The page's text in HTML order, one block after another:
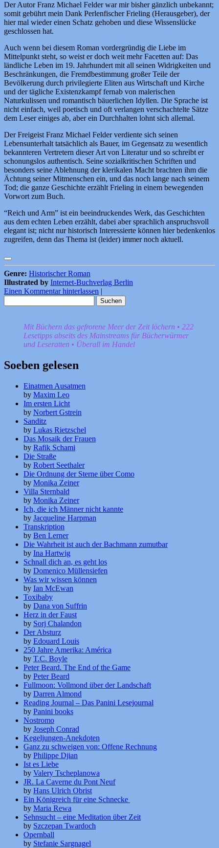
Der Autor Franz Michael Felder war mir bisher gänzlich unbekannt;
somit gebührt mein Dank Perlenfischer Frieling (Herausgeber), der
hier mal wieder einen Schatz gehoben und diese Wissenslücke
geschlossen hat.
Auch wenn bei diesem Roman vordergründig die Liebe im
Mittelpunkt steht, so weist er doch weit mehr Facetten auf: Das
ländliche Leben im 19. Jahrhundert mit all seinen Widrigkeiten und
Beschränkungen, die Fremdbestimmung großer Teile der
Bevölkerung durch privilegierte Eliten aus Wirtschaft und Kirche
und der tägliche Existenzkampf fernab von malerischen
Naturkulissen und romantisch bäuerlichen Idyllen. Die Sprache ist
nicht einfach, weil poetisch und oft verlangen verschachtelte Sätze
dem Leser einiges ab, aber ein Durchhalten lohnt sich allemal.
Der Freigeist Franz Michael Felder verdiente sich seinen
Lebensunterhalt tatsächlich als Bauer, im Gegensatz zu wesentlich
bekannteren Vertretern dieser Art von Literatur und so schreibt er
schonungslos authentisch. Seine sozialkritischen Schriften und
besonders seine Ablehnung der klerikalen Macht brachten ihm die
Ächtung seiner Mitmenschen ein, und das noch lange nach seinem
Tod; die ganze Geschichte erzählt Frieling in einem bewegenden
Vorwort zum Buch.
“Reich und Arm” ist ein beeindruckendes Werk, das Geschichten
aus dem echten Leben erzählt, dabei aber sprachlich anspruchsvoll
elegant ist; nicht nur historisch Interessierte können hier bedenkenlos
zugreifen, denn das Thema ist (leider) immer noch aktuell.
Genre: Historischer Roman
Illustrated by Internet-Buchverlag Berlin
Einen Kommentar hinterlassen
nach:
Mit Büchern das gefrorene Meer der Zeit löchern • 222
Lesetipps abseits des Mainstreams für Bücherwürmer
und Leseratten • Überall im Handel
Soeben gelesen
Einatmen Ausatmen
by Maxim Leo
Im ersten Licht
by Norbert Gstrein
Sanditz
by Lukas Rietzschel
Das Mosaik der Frauen
by Rafik Schami
Die Straße
by Robert Seethaler
Die Ordnung der Sterne über Como
by Monika Zeiner
Villa Sternbald
by Monika Zeiner
Ich, die ich Männer nicht kannte
by Jacqueline Harpman
Transkription
by Ben Lerner
Die Wahrheit ist auch der Bachmann zumutbar
by Ina Hartwig
Schnall dich an, es geht los
by Domenico Müllensiefen
Was wir wissen können
by Ian McEwan
Toxibaby
by Dana von Suffrin
Herz in der Faust
by Sorj Chalandon
Der Absturz
by Edouard Louis
250 Jahre Amerika: América
by T.C. Boyle
Peter Beard. The End of the Game
by Peter Beard
Fullmoon: Vollmond über der Landschaft
by Darren Almond
Reading Journal – Das Panini Lesejournal
by Panini books
Nostromo
by Joseph Conrad
Kegeljungen-Anekdoten
Ganz zu schweigen von: Offene Rechnung
by Philippe Djian
Ist es Liebe
by Valery Tscheplanowa
JR. La Caverne du Pont Neuf
by Hans Ulrich Obrist
Ein Königreich für eine Schnecke
by Maria Rewa
Sehnsucht – eine Meditation über Zeit
by Szczepan Twardoch
Opernball
by Stefanie Sargnagel